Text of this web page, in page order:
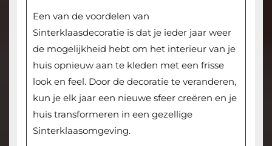
Een van de voordelen van
Sinterklaasdecoratie is dat je ieder jaar weer
de mogelijkheid hebt om het interieur van je
huis opnieuw aan te kleden met een frisse
look en feel. Door de decoratie te veranderen,
kun je elk jaar een nieuwe sfeer creëren en je
huis transformeren in een gezellige
Sinterklaasomgeving.